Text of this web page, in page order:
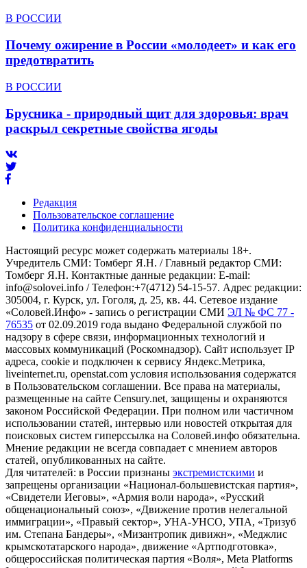
В РОССИИ
Почему ожирение в России «молодеет» и как его
предотвратить
В РОССИИ
Брусника - природный щит для здоровья: врач
раскрыл секретные свойства ягоды
Редакция
Пользовательское соглашение
Политика конфиденциальности
Настоящий ресурс может содержать материалы 18+.
Учредитель СМИ: Томберг Я.Н. / Главный редактор СМИ:
Томберг Я.Н. Контактные данные редакции: E-mail:
info@solovei.info / Телефон:+7(4712) 54-15-57. Адрес редакции:
305004, г. Курск, ул. Гоголя, д. 25, кв. 44. Сетевое издание
«Соловей.Инфо» - запись о регистрации СМИ ЭЛ № ФС 77 -
76535 от 02.09.2019 года выдано Федеральной службой по
надзору в сфере связи, информационных технологий и
массовых коммуникаций (Роскомнадзор). Сайт использует IP
адреса, cookie и подключен к сервису Яндекс.Метрика,
liveinternet.ru, openstat.com условия использования содержатся
в Пользовательском соглашении. Все права на материалы,
размещенные на сайте Censury.net, защищены и охраняются
законом Российской Федерации. При полном или частичном
использовании статей, интервью или новостей открытая для
поисковых систем гиперссылка на Соловей.инфо обязательна.
Мнение редакции не всегда совпадает с мнением авторов
статей, опубликованных на сайте.
Для читателей: в России признаны экстремистскими и
запрещены организации «Национал-большевистская партия»,
«Свидетели Иеговы», «Армия воли народа», «Русский
общенациональный союз», «Движение против нелегальной
иммиграции», «Правый сектор», УНА-УНСО, УПА, «Тризуб
им. Степана Бандеры», «Мизантропик дивижн», «Меджлис
крымскотатарского народа», движение «Артподготовка»,
общероссийская политическая партия «Воля», Meta Platforms